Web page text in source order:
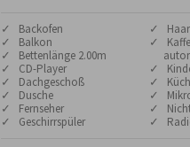
✓ Backofen
✓ Balkon
✓ Bettenlänge 2.00m
✓ CD-Player
✓ Dachgeschoß
✓ Dusche
✓ Fernseher
✓ Geschirrspüler
✓
✓
✓
✓
✓
✓
✓